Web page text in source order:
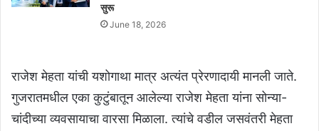
सुरू
June 18, 2026
राजेश मेहता यांची यशोगाथा मात्र अत्यंत प्रेरणादायी मानली जाते.
गुजरातमधील एका कुटुंबातून आलेल्या राजेश मेहता यांना सोन्या-
चांदीच्या व्यवसायाचा वारसा मिळाला. त्यांचे वडील जसवंतरी मेहता